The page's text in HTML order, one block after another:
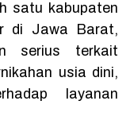
satu kabupaten
di Jawa Barat,
serius terkait
usia dini,
layanan